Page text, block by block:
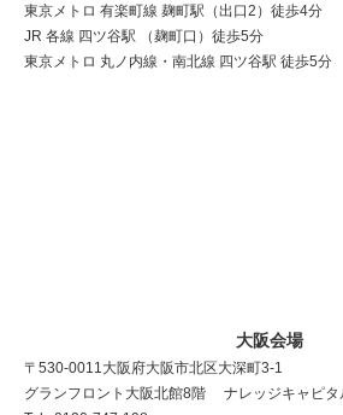
東京メトロ 有楽町線 麹町駅（出口2）徒歩4分
JR 各線 四ツ谷駅 （麹町口）徒歩5分
東京メトロ 丸ノ内線・南北線 四ツ谷駅 徒歩5分
大阪会場
〒530-0011 大阪府大阪市北区大深町3-1
グランフロント大阪北館8階 ナレッジキャピタ